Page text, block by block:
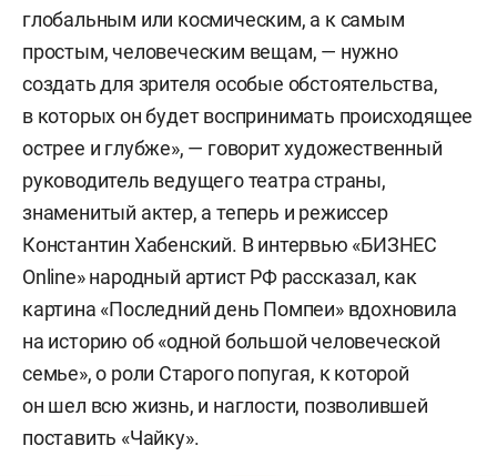
глобальным или космическим, а к самым
простым, человеческим вещам, — нужно
создать для зрителя особые обстоятельства,
в которых он будет воспринимать происходящее
острее и глубже», — говорит художественный
руководитель ведущего театра страны,
знаменитый актер, а теперь и режиссер
Константин Хабенский. В интервью «БИЗНЕС
Online» народный артист РФ рассказал, как
картина «Последний день Помпеи» вдохновила
на историю об «одной большой человеческой
семье», о роли Старого попугая, к которой
он шел всю жизнь, и наглости, позволившей
поставить «Чайку».